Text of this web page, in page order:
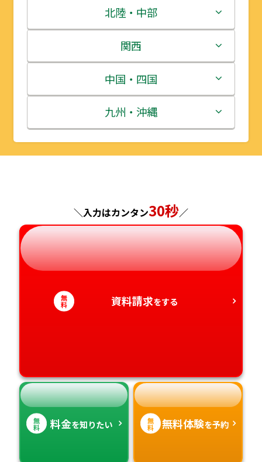
青森県
岩手県
宮城県
秋田県
山形県
茨城県
栃木県
群馬県
埼玉県
千葉県
神奈川県
北陸・中部
新潟県
富山県
石川県
福井県
長野県
岐阜県
静岡県
愛知県
関西
三重県
滋賀県
京都府
兵庫県
奈良県
和歌山県
中国・四国
鳥取県
島根県
広島県
山口県
徳島県
香川県
九州・沖縄
福岡県
長崎県
熊本県
大分県
宮崎県
＼入力はカンタン30秒／
無
料 資料請求をする
無
料 料金を知りたい 無
料 無料体験を予約